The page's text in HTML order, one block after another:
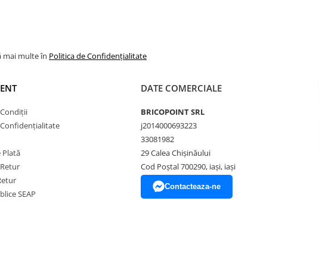
mai multe în Politica de Confidențialitate
Plată
SEAP
DATE COMERCIALE
BRICOPOINT SRL
j2014000693223
33081982
29 Calea Chișinăului
Cod Poștal 700290, iași, iași
Contacteaza-ne